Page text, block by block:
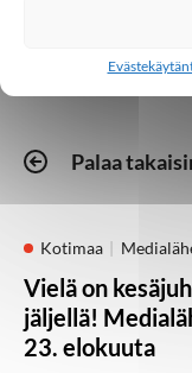
Palaa
Kotimaa
Vielä on
jäljellä!
23. elokuuta